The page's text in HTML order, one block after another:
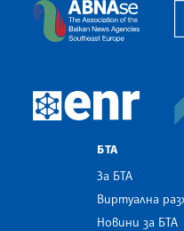
The
БТА
За БТА
Виртуална
Новини за БТА